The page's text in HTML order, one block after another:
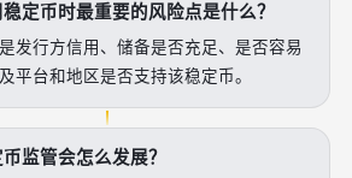
定币时最重要的风险点是什么？
发行方信用、储备是否充足、是否容易
平台和地区是否支持该稳定币。
监管会怎么发展？